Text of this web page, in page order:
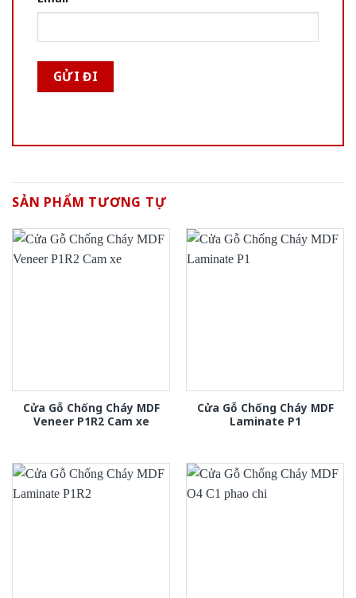
SẢN PHẨM TƯƠNG TỰ
Cửa Gỗ Chống Cháy MDF
Veneer P1R2 Cam xe
Cửa Gỗ Chống Cháy MDF
Laminate P1